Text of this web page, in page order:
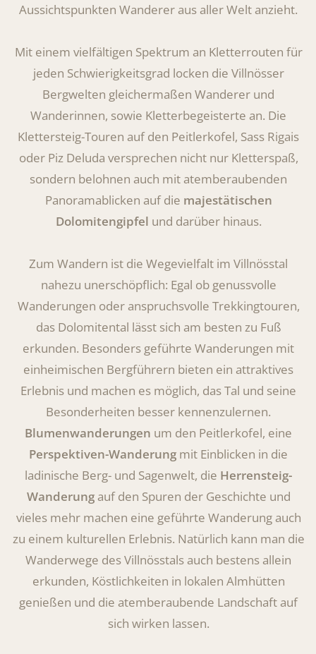
Aussichtspunkten Wanderer aus aller Welt anzieht.
Mit einem vielfältigen Spektrum an Kletterrouten für
jeden Schwierigkeitsgrad locken die Villnösser
Bergwelten gleichermaßen Wanderer und
Wanderinnen, sowie Kletterbegeisterte an. Die
Klettersteig-Touren auf den Peitlerkofel, Sass Rigais
oder Piz Deluda versprechen nicht nur Kletterspaß,
sondern belohnen auch mit atemberaubenden
Panoramablicken auf die majestätischen
Dolomitengipfel und darüber hinaus.
Zum Wandern ist die Wegevielfalt im Villnösstal
nahezu unerschöpflich: Egal ob genussvolle
Wanderungen oder anspruchsvolle Trekkingtouren,
das Dolomitental lässt sich am besten zu Fuß
erkunden. Besonders geführte Wanderungen mit
einheimischen Bergführern bieten ein attraktives
Erlebnis und machen es möglich, das Tal und seine
Besonderheiten besser kennenzulernen.
Blumenwanderungen um den Peitlerkofel, eine
Perspektiven-Wanderung mit Einblicken in die
ladinische Berg- und Sagenwelt, die Herrensteig-
Wanderung auf den Spuren der Geschichte und
vieles mehr machen eine geführte Wanderung auch
zu einem kulturellen Erlebnis. Natürlich kann man die
Wanderwege des Villnösstals auch bestens allein
erkunden, Köstlichkeiten in lokalen Almhütten
genießen und die atemberaubende Landschaft auf
sich wirken lassen.